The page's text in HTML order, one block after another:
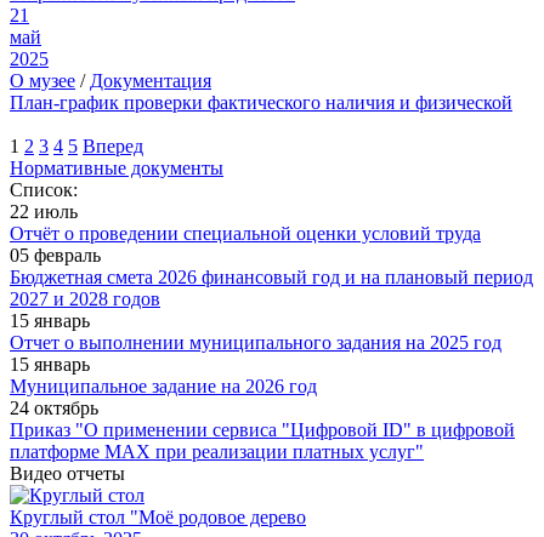
21
май
2025
О музее / Документация
План-график проверки фактического наличия и физической
1 2 3 4 5 Вперед
Нормативные документы
Список:
22 июль
Отчёт о проведении специальной оценки условий труда
05 февраль
Бюджетная смета 2026 финансовый год и на плановый период
2027 и 2028 годов
15 январь
Отчет о выполнении муниципального задания на 2025 год
15 январь
Муниципальное задание на 2026 год
24 октябрь
Приказ "О применении сервиса "Цифровой ID" в цифровой
платформе МАХ при реализации платных услуг"
Видео отчеты
Круглый стол "Моё родовое дерево